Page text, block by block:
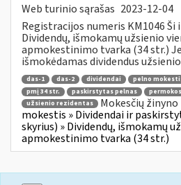
Web turinio sąrašas 2023-12-04
Registracijos numeris KM1046
Dividendų, išmokamų užsienio
apmokestinimo tvarka (34 str.)
išmokėdamas dividendus
das-1 das-2 dividendai pelno
pmį 34 str.
paskirstytas pelnas
užsienio rezidentas
Mokesčių
mokestis » Dividendai ir
skyrius) » Dividendų, išmokamų
apmokestinimo tvarka (34 str.)